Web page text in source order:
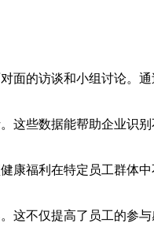
面的访谈和小组讨论。
这些数据能帮助企业识
康福利在特定员工群体
这不仅提高了员工的参